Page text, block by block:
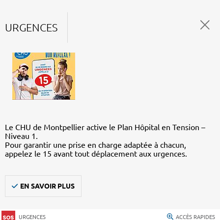
URGENCES
Le CHU de Montpellier active le Plan Hôpital en Tension –
Niveau 1.
Pour garantir une prise en charge adaptée à chacun,
appelez le 15 avant tout déplacement aux urgences.
EN SAVOIR PLUS
URGENCES ACCÈS RAPIDES